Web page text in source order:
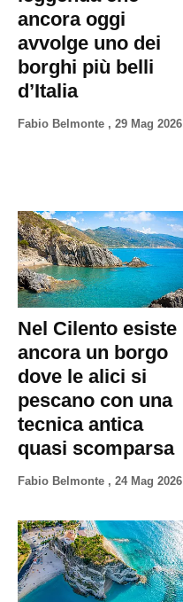
Policy
Cambia
Impostazioni
ancora oggi
avvolge uno dei
borghi più belli
d’Italia
Fabio Belmonte , 29 Mag 2026
Nel Cilento esiste
ancora un borgo
dove le alici si
pescano con una
tecnica antica
quasi scomparsa
Fabio Belmonte , 24 Mag 2026